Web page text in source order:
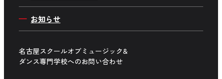
社会貢献プロジェクト
講師紹介
キャンパス周辺マップ
推薦入学について
社会人入学について
募集学科・専攻一覧
留学生の方へ
保護者の方へ
高校の先生方へ
企業の方へ
お知らせ
名古屋スクールオブミュージック&
ダンス専門学校へのお問い合わせ